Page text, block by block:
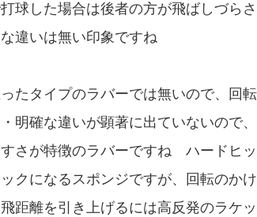
球した場合は後者の方が飛ばしづ
違いは無い印象ですね
たタイプのラバーでは無いので、回
明確な違いが顕著に出ていないので
さが特徴のラバーですね ハードヒ
クになるスポンジですが、回転のか
距離を引き上げるには高反発のラケ